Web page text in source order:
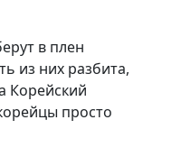
в плен
из них разбита,
Корейский
просто